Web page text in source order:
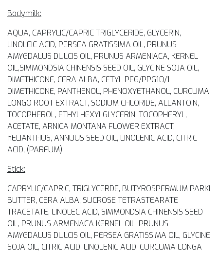
Bodymilk:
AQUA, CAPRYLIC/CAPRIC TRIGLYCERIDE, GLYCERIN,
LINOLEIC ACID, PERSEA GRATISSIMA OIL, PRUNUS
AMYGDALUS DULCIS OIL, PRUNUS ARMENIACA, KERNEL
OIL,SIMMONDSIA CHINENSIS SEED OIL, GLYCINE SOJA OIL,
DIMETHICONE, CERA ALBA, CETYL PEG/PPG10/1
DIMETHICONE, PANTHENOL, PHENOXYETHANOL, CURCUMA
LONGO ROOT EXTRACT, SODIUM CHLORIDE, ALLANTOIN,
TOCOPHEROL, ETHYLHEXYLGLYCERIN, TOCOPHERYL,
ACETATE, ARNICA MONTANA FLOWER EXTRACT,
hELIANTHUS, ANNUUS SEED OIL, LINOLENIC ACID, CITRIC
ACID, (PARFUM)
Stick:
CAPRYLIC/CAPRIC, TRIGLYCERDE, BUTYROSPERMUM PARKI
BUTTER, CERA ALBA, SUCROSE TETRASTEARATE
TRACETATE, LINOLEC ACID, SIMMONDSIA CHINENSIS SEED
OIL, PRUNUS ARMENACA KERNEL OIL, PRUNUS
AMYGDALUS DULCIS OIL, PERSEA GRATISSIMA OIL, GLYCINE
SOJA OIL, CITRIC ACID, LINOLENIC ACID, CURCUMA LONGA